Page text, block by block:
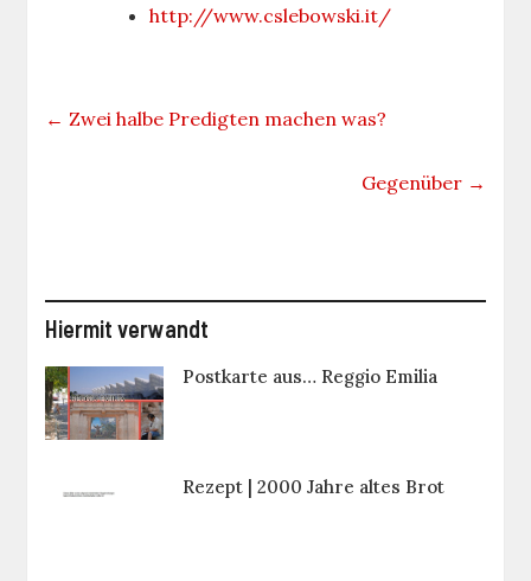
http://www.cslebowski.it/
← Zwei halbe Predigten machen was?
Gegenüber →
Hiermit verwandt
Postkarte aus… Reggio Emilia
Rezept | 2000 Jahre altes Brot